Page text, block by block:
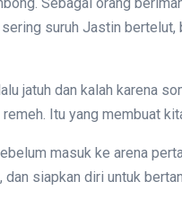
suruh Jastin
jatuh dan kalah karena
Itu yang membuat
masuk ke arena
siapkan diri untuk